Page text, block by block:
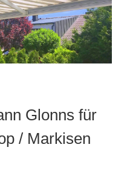
Glonns für
/ Markisen